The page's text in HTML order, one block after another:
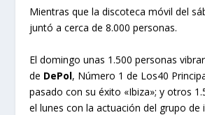
Mientras que la discoteca móvil del
juntó a cerca de 8.000 personas.
El domingo unas 1.500 personas
de DePol, Número 1 de Los40
pasado con su éxito «Ibiza»; y otros
el lunes con la actuación del grupo